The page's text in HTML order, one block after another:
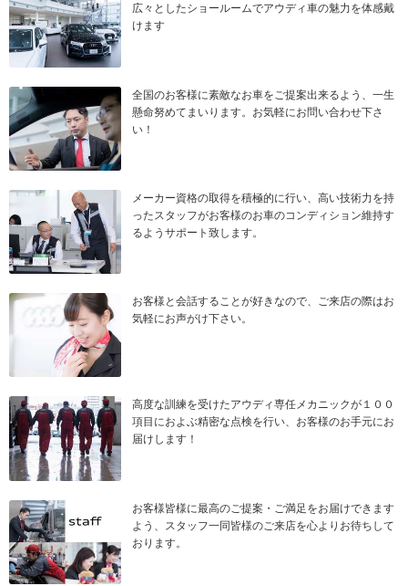
広々としたショールームでアウディ車の魅力を体感戴
けます
全国のお客様に素敵なお車をご提案出来るよう、一生
懸命努めてまいります。お気軽にお問い合わせ下さ
い！
メーカー資格の取得を積極的に行い、高い技術力を持
ったスタッフがお客様のお車のコンディション維持す
るようサポート致します。
お客様と会話することが好きなので、ご来店の際はお
気軽にお声がけ下さい。
高度な訓練を受けたアウディ専任メカニックが１００
項目におよぶ精密な点検を行い、お客様のお手元にお
届けします！
お客様皆様に最高のご提案・ご満足をお届けできます
よう、スタッフ一同皆様のご来店を心よりお待ちして
おります。